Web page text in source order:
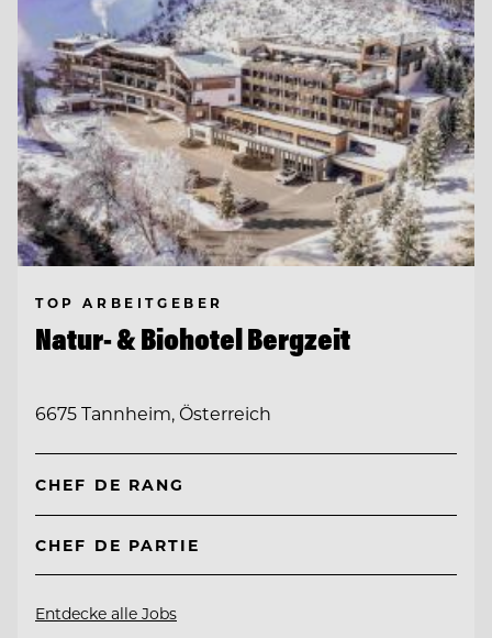
TOP ARBEITGEBER
Natur- & Biohotel Bergzeit
6675 Tannheim, Österreich
CHEF DE RANG
CHEF DE PARTIE
Entdecke alle Jobs